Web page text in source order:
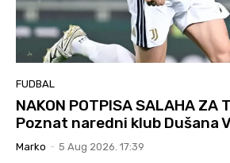
FUDBAL
NAKON POTPISA SALAHA ZA
Poznat naredni klub Dušana
Marko - 5 Aug 2026. 17:39